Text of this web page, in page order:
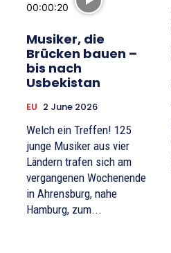
00:00:20
Musiker, die
Brücken bauen –
bis nach
Usbekistan
EU 2 June 2026
Welch ein Treffen! 125
junge Musiker aus vier
Ländern trafen sich am
vergangenen Wochenende
in Ahrensburg, nahe
Hamburg, zum...